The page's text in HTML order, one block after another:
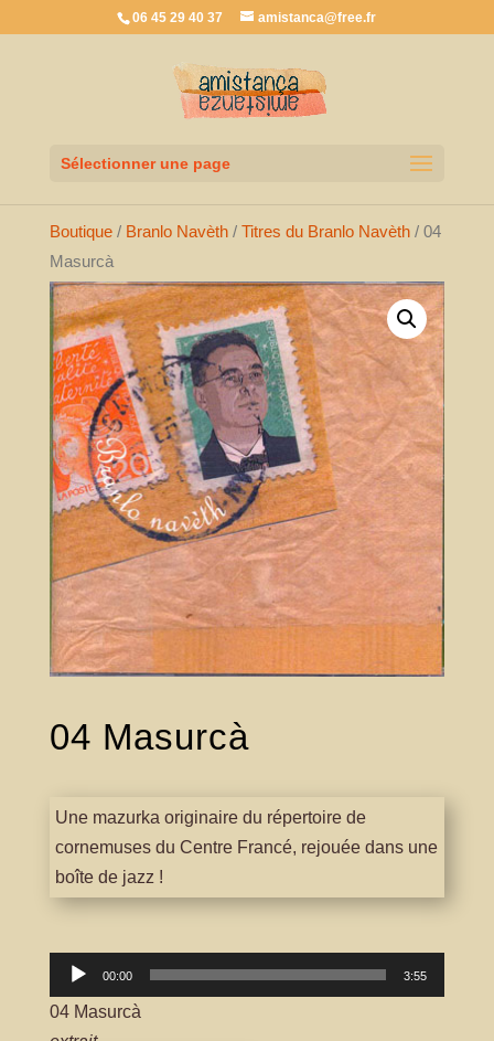
06 45 29 40 37 amistanca@free.fr
Sélectionner une page
Boutique/ Branlo Navèth/ Titres du Branlo Navèth/ 04
Masurcà
04 Masurcà
Une mazurka originaire du répertoire de
cornemuses du Centre Francé, rejouée dans une
boîte de jazz !
Lecteur
audio
00:00 3:55
04 Masurcà